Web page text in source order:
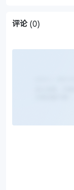
评论 (0)